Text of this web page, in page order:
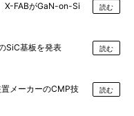
X-FABがGaN-on-Si
読む
SiC基板を発表 読む
メーカーのCMP技
読む